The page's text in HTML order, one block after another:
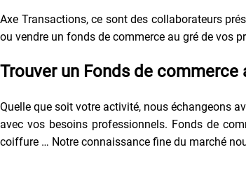
Axe Transactions, ce sont des collaborateurs
ou vendre un fonds de commerce au gré de vos
Trouver un Fonds de commerce
Quelle que soit votre activité, nous échangeons
avec vos besoins professionnels. Fonds de
coiffure … Notre connaissance fine du marché